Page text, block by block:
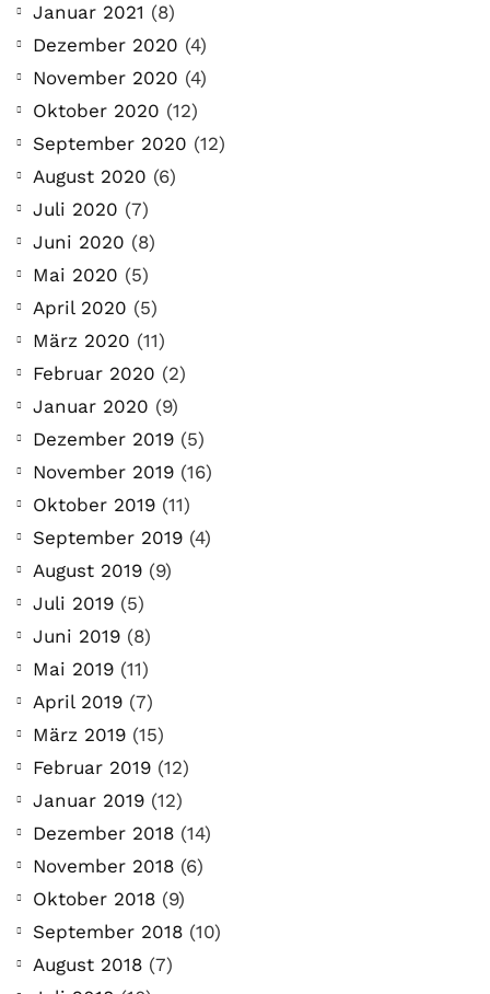
Januar 2021 (8)
Dezember 2020 (4)
November 2020 (4)
Oktober 2020 (12)
September 2020 (12)
August 2020 (6)
Juli 2020 (7)
Juni 2020 (8)
Mai 2020 (5)
April 2020 (5)
März 2020 (11)
Februar 2020 (2)
Januar 2020 (9)
Dezember 2019 (5)
November 2019 (16)
Oktober 2019 (11)
September 2019 (4)
August 2019 (9)
Juli 2019 (5)
Juni 2019 (8)
Mai 2019 (11)
April 2019 (7)
März 2019 (15)
Februar 2019 (12)
Januar 2019 (12)
Dezember 2018 (14)
November 2018 (6)
Oktober 2018 (9)
September 2018 (10)
August 2018 (7)